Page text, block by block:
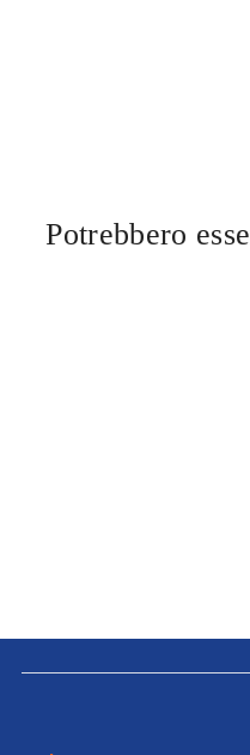
Potrebbero